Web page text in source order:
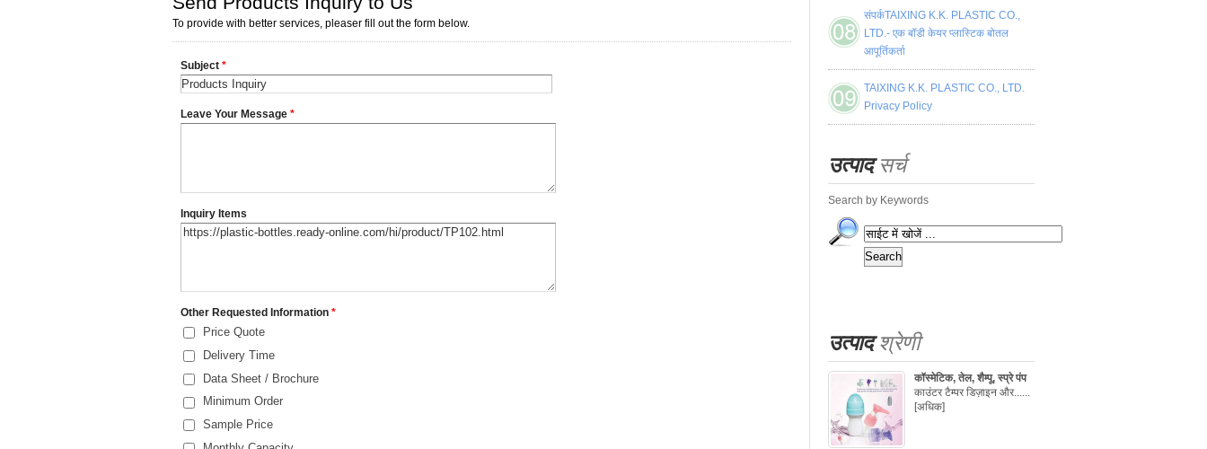
संपर्कTAIXING K.K. PLASTIC CO.,
LTD.- एक बॉडी केयर प्लास्टिक बोतल
आपूर्तिकर्ता
TAIXING K.K. PLASTIC CO., LTD.
Privacy Policy
उत्पादसर्च
Search by Keywords
उत्पादश्रेणी
कॉस्मेटिक, तेल, शैम्पू, स्प्रे पंप
काउंटर टैम्पर डिज़ाइन और......
[अधिक]